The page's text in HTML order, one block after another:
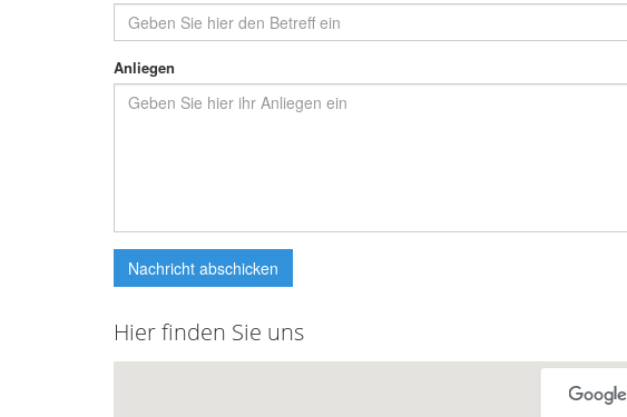
Anliegen
Nachricht abschicken
Hier finden Sie uns